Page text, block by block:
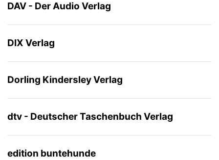
DAV - Der Audio Verlag
DIX Verlag
Dorling Kindersley Verlag
dtv - Deutscher Taschenbuch Verlag
edition buntehunde